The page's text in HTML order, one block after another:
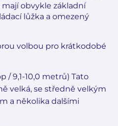
mají obvykle základní
lůžka a omezený
volbou pro krátkodobé
/ 9,1-10,0 metrů) Tato
velká, se středně velkým
a několika dalšími